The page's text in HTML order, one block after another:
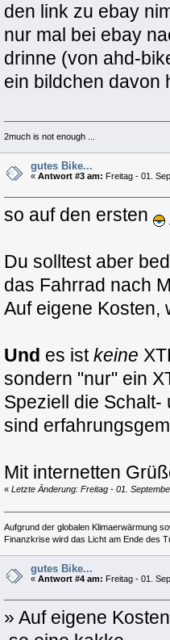
den link zu ebay
nur mal bei ebay
drinne (von ahd-
ein bildchen davon
2much is not enough ...
gutes Bike...
« Antwort #3 am: Freitag - 01.
so auf den ersten
Du solltest aber
das Fahrrad nach
Auf eigene Kosten,
Und es istkeine
sondern "nur" ein
Speziell die Schalt-
sind
Mit internetten
«Letzte Änderung: Freitag - 01.
Aufgrund der globalen Klimaerwärmung
Finanzkrise wird das Licht am Ende des
gutes Bike...
« Antwort #4 am: Freitag - 01.
» Auf eigene